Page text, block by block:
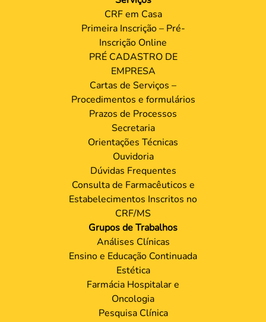
CRF em Casa
Primeira Inscrição – Pré-
Inscrição Online
PRÉ CADASTRO DE
EMPRESA
Cartas de Serviços –
Procedimentos e formulários
Prazos de Processos
Secretaria
Orientações Técnicas
Ouvidoria
Dúvidas Frequentes
Consulta de Farmacêuticos e
Estabelecimentos Inscritos no
CRF/MS
Grupos de Trabalhos
Análises Clínicas
Ensino e Educação Continuada
Estética
Farmácia Hospitalar e
Oncologia
Pesquisa Clínica